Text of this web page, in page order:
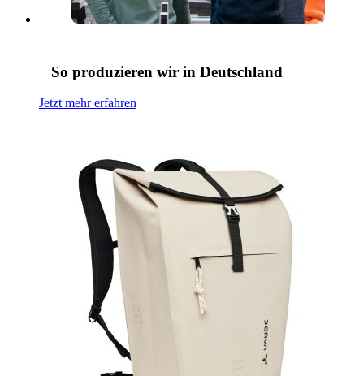
So produzieren wir in Deutschland
Jetzt mehr erfahren